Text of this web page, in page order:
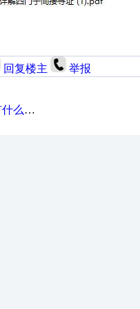
回复楼主 举报
不同